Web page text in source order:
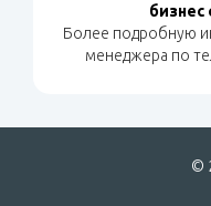
бизнес
Более подробную
менеджера по
©